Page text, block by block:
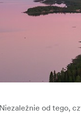
od tego,